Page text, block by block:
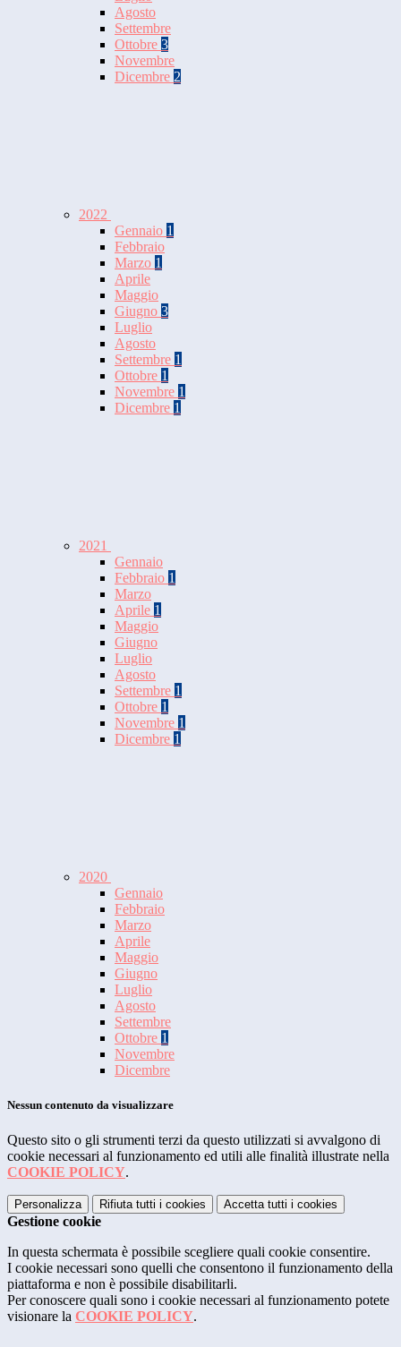
Agosto
Settembre
Ottobre 3
Novembre
Dicembre 2
2022
Gennaio 1
Febbraio
Marzo 1
Aprile
Maggio
Giugno 3
Luglio
Agosto
Settembre 1
Ottobre 1
Novembre 1
Dicembre 1
2021
Gennaio
Febbraio 1
Marzo
Aprile 1
Maggio
Giugno
Luglio
Agosto
Settembre 1
Ottobre 1
Novembre 1
Dicembre 1
2020
Gennaio
Febbraio
Marzo
Aprile
Maggio
Giugno
Luglio
Agosto
Settembre
Ottobre 1
Novembre
Dicembre
Nessun contenuto da visualizzare
Questo sito o gli strumenti terzi da questo utilizzati si avvalgono di
cookie necessari al funzionamento ed utili alle finalità illustrate nella
COOKIE POLICY.
Personalizza Rifiuta tutti i cookies Accetta tutti i cookies
Gestione cookie
In questa schermata è possibile scegliere quali cookie consentire.
I cookie necessari sono quelli che consentono il funzionamento della
piattaforma e non è possibile disabilitarli.
Per conoscere quali sono i cookie necessari al funzionamento potete
visionare la COOKIE POLICY.